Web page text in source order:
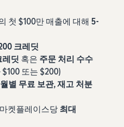
첫 $100만 매출에 대해 5-
크레딧
레딧 혹은 주문 처리 수수
또는 $200)
월별 무료 보관, 재고 처분
켓플레이스당 최대